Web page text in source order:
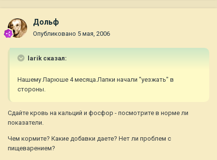
Дольф
Опубликовано 5 мая, 2006
larik сказал:
Нашему Ларюше 4 месяца.Лапки начали "уезжать" в
стороны.
Сдайте кровь на кальций и фосфор - посмотрите в норме ли
показатели.
Чем кормите? Какие добавки даете? Нет ли проблем с
пищеварением?